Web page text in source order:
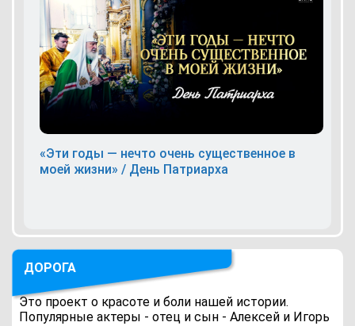
«Эти годы — нечто очень существенное в
моей жизни» / День Патриарха
ДОРОГА
Это проект о красоте и боли нашей истории.
Популярные актеры - отец и сын - Алексей и Игорь